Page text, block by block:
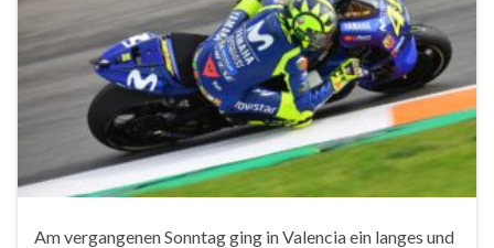
Am vergangenen Sonntag ging in Valencia ein langes und